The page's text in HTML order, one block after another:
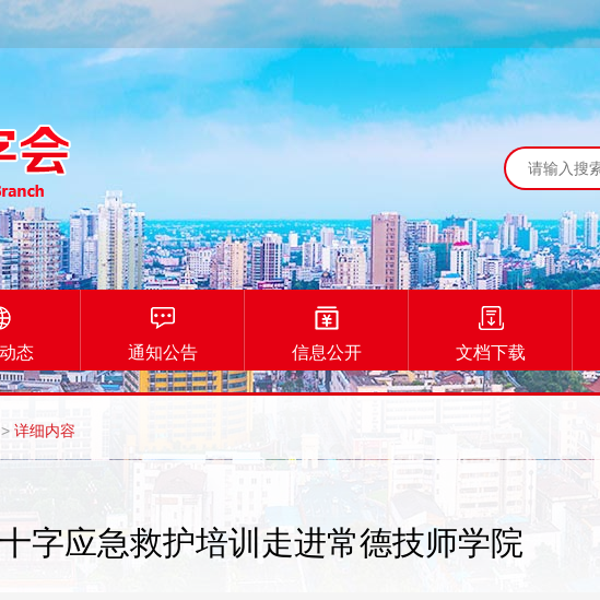
态 通知公告 信息公开 文档下载
> 详细内容
字应急救护培训走进常德技师学院